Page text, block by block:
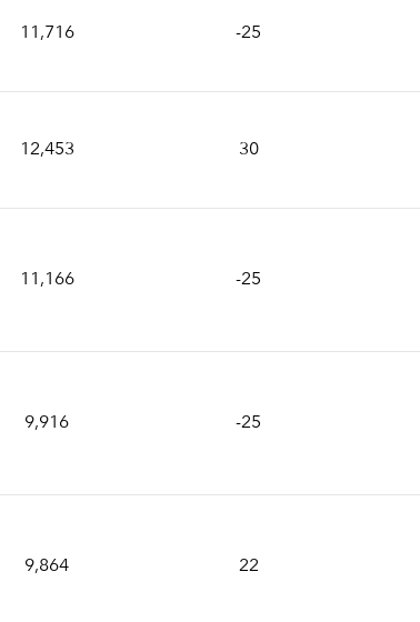
11,716 -25
12,453 30
11,166 -25
9,916 -25
9,864 22